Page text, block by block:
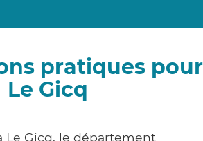
pratiques pour
Le Gicq
Le Gicq, le département